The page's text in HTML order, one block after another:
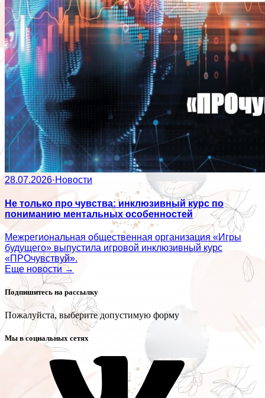
28.07.2026·Новости
Не только про чувства: инклюзивный курс по
пониманию ментальных особенностей
Межрегиональная общественная организация «Игры
будущего» выпустила игровой инклюзивный курс
«ПРОчувствуй».
Еще новости →
Подпишитесь на рассылку
Пожалуйста, выберите допустимую форму
Мы в социальных сетях